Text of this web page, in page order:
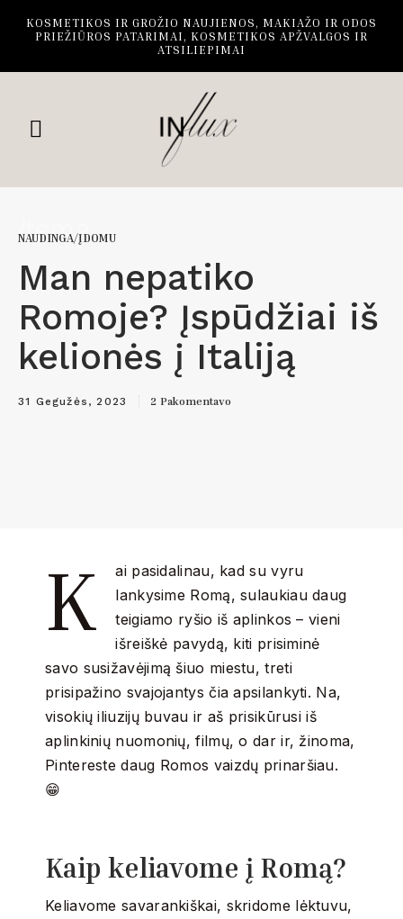
KOSMETIKOS IR GROŽIO NAUJIENOS, MAKIAŽO IR ODOS
PRIEŽIŪROS PATARIMAI, KOSMETIKOS APŽVALGOS IR
ATSILIEPIMAI
/tema
NAUDINGA/ĮDOMU
Man nepatiko
Romoje? Įspūdžiai iš
kelionės į Italiją
31 Gegužės, 2023 2 Pakomentavo
K
ai pasidalinau, kad su vyru
lankysime Romą, sulaukiau daug
teigiamo ryšio iš aplinkos – vieni
išreiškė pavydą, kiti prisiminė
savo susižavėjimą šiuo miestu, treti
prisipažino svajojantys čia apsilankyti. Na,
visokių iliuzijų buvau ir aš prisikūrusi iš
aplinkinių nuomonių, filmų, o dar ir, žinoma,
Pintereste daug Romos vaizdų prinaršiau.
😁
Kaip keliavome į Romą?
Keliavome savarankiškai, skridome lėktuvu,